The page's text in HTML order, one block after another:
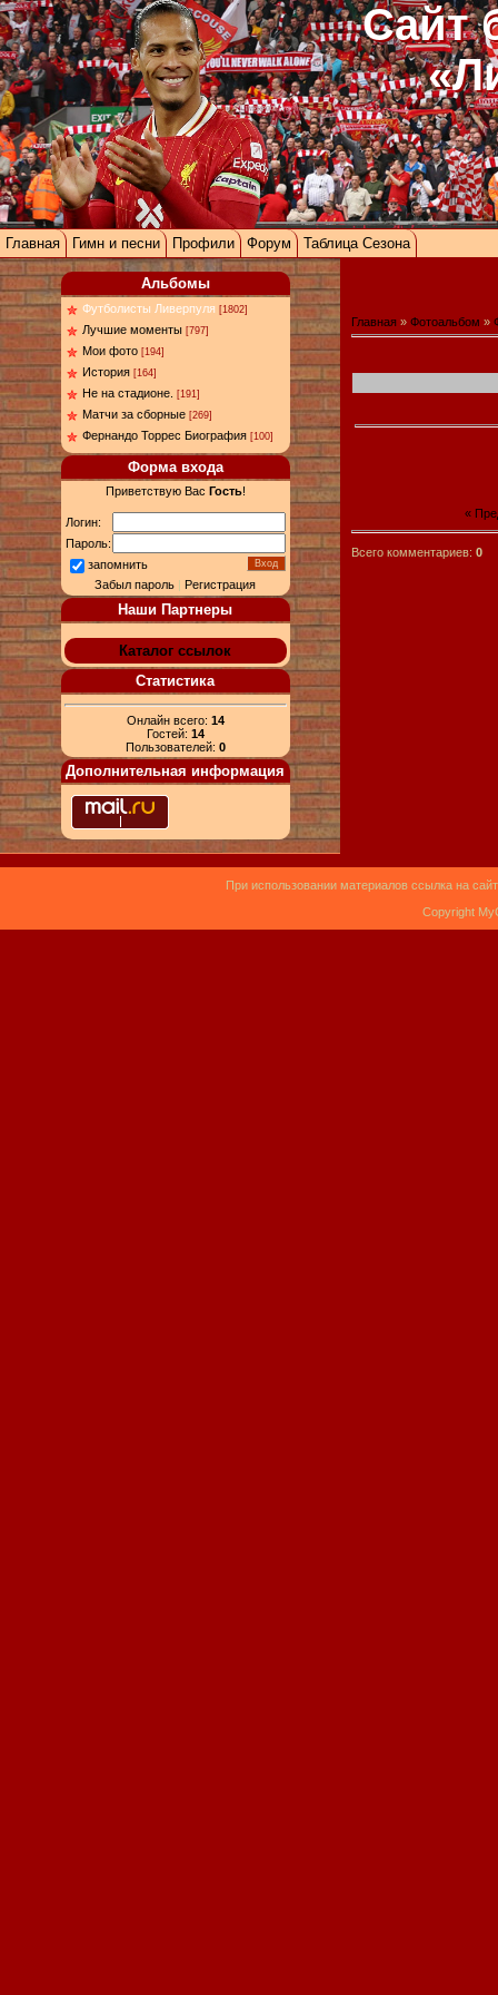
Сайт
Главная Гимн и песни Профили Форум Таблица Сезона
Альбомы
Футболисты Ливерпуля [1802]
Лучшие моменты [797]
Мои фото [194]
История [164]
Не на стадионе. [191]
Матчи за сборные [269]
Фернандо Торрес Биография [100]
Форма входа
Приветствую Вас Гость!
Логин:
Пароль:
запомнить
Забыл пароль |Регистрация
Наши Партнеры
Каталог ссылок
Статистика
Онлайн всего: 14
Гостей: 14
Пользователей: 0
Дополнительная информация
Главная » Фотоальбом »
«
Всего комментариев: 0
При использовании материалов ссылка на
Copyright